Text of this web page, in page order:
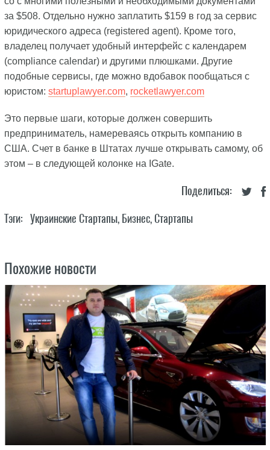
за $508. Отдельно нужно заплатить $159 в год за сервис
юридического адреса (registered agent). Кроме того,
владелец получает удобный интерфейс с календарем
(compliance calendar) и другими плюшками. Другие
подобные сервисы, где можно вдобавок пообщаться с
юристом: startuplawyer.com, rocketlawyer.com
Это первые шаги, которые должен совершить
предприниматель, намереваясь открыть компанию в
США. Счет в банке в Штатах лучше открывать самому, об
этом – в следующей колонке на IGate.
Поделиться:
Тэги: Украинские Стартапы, Бизнес,Стартапы
Похожие новости